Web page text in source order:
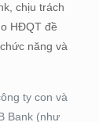
chịu trách
HĐQT đề
năng và
ty con và
Bank (như